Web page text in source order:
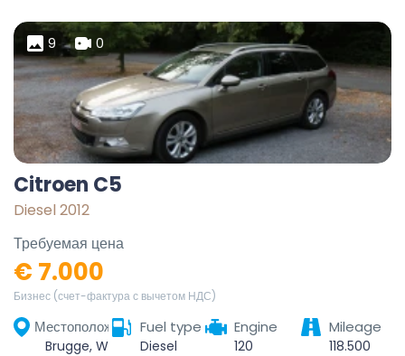
9 0
Citroen C5
Diesel 2012
Требуемая цена
€ 7.000
Бизнес (счет-фактура с вычетом НДС)
МестоположениеFuel type
Diesel
Engine
120
Mileage
118.500